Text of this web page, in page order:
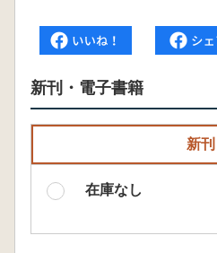
新刊・電子書籍
新刊
在庫なし